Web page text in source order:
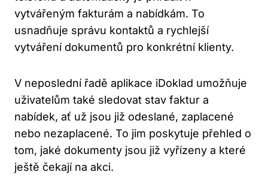
vytvářeným fakturám a nabídkám. To
usnadňuje správu kontaktů a rychlejší
vytváření dokumentů pro konkrétní klienty.
V neposlední řadě aplikace iDoklad umožňuje
uživatelům také sledovat stav faktur a
nabídek, ať už jsou již odeslané, zaplacené
nebo nezaplacené. To jim poskytuje přehled o
tom, jaké dokumenty jsou již vyřízeny a které
ještě čekají na akci.